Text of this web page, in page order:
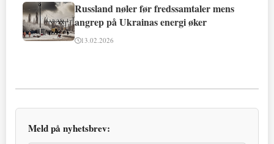
Russland nøler før fredssamtaler mens
angrep på Ukrainas energi øker
13.02.2026
Meld på nyhetsbrev: